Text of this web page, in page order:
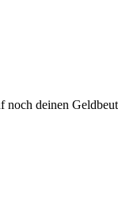
noch deinen